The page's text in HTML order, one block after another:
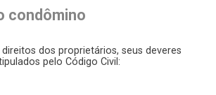
condômino
dos proprietários, seus deveres
pelo Código Civil: